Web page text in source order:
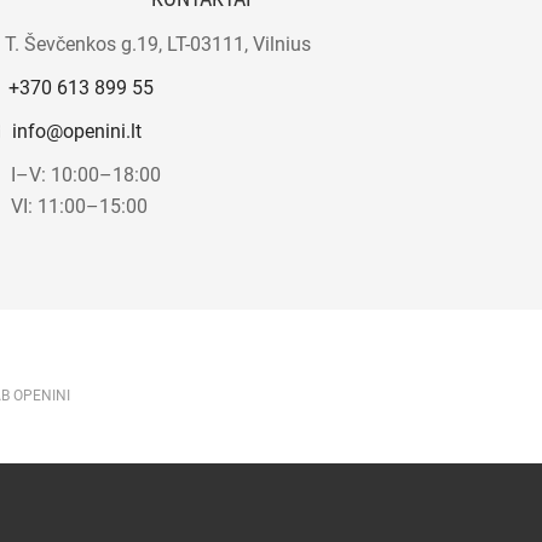
T. Ševčenkos g.19, LT-03111, Vilnius
+370 613 899 55
info@openini.lt
I–V: 10:00–18:00
VI: 11:00–15:00
OPENINI